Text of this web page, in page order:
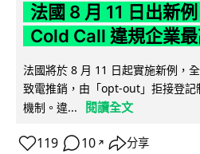
法國 8 月 11 日出新
Cold Call 違規企業
法國將於 8 月 11 日起實施新例，
致電推銷，由「opt-out」拒接登
機制。違...
閱讀全文
119 10 ↗ 分享